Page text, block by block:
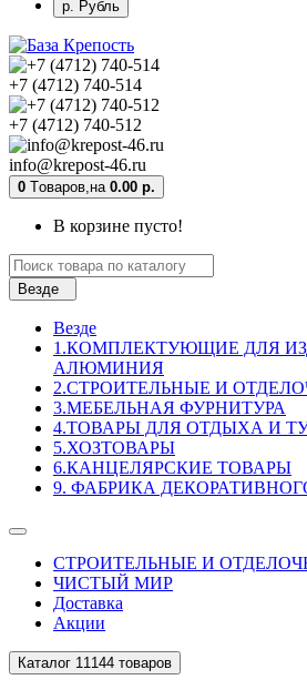
р. Рубль
+7 (4712) 740-514
+7 (4712) 740-512
info@krepost-46.ru
0 Tоваров, на 0.00 р.
В корзине пусто!
Везде
Везде
1.КОМПЛЕКТУЮЩИЕ ДЛЯ
АЛЮМИНИЯ
2.СТРОИТЕЛЬНЫЕ И
3.МЕБЕЛЬНАЯ ФУРНИТУРА
4.ТОВАРЫ ДЛЯ ОТДЫХА И
5.ХОЗТОВАРЫ
6.КАНЦЕЛЯРСКИЕ ТОВАРЫ
9. ФАБРИКА
СТРОИТЕЛЬНЫЕ И
ЧИСТЫЙ МИР
Доставка
Акции
Каталог 11144 товаров